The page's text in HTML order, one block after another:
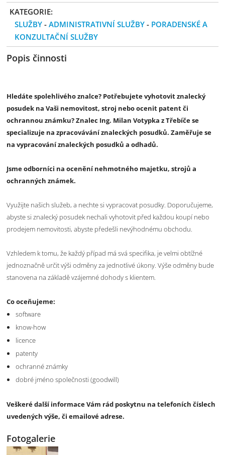
KATEGORIE:
SLUŽBY -ADMINISTRATIVNÍ SLUŽBY - PORADENSKÉ A
KONZULTAČNÍ SLUŽBY
Popis činnosti
Hledáte spolehlivého znalce? Potřebujete vyhotovit znalecký
posudek na Vaši nemovitost, stroj nebo ocenit patent či
ochrannou známku? Znalec Ing. Milan Votypka z Třebíče se
specializuje na zpracovávání znaleckých posudků. Zaměřuje se
na vypracování znaleckých posudků a odhadů.
Jsme odborníci na ocenění nehmotného majetku, strojů a
ochranných známek.
Využijte našich služeb, a nechte si vypracovat posudky. Doporučujeme,
abyste si znalecký posudek nechali vyhotovit před každou koupí nebo
prodejem nemovitosti, abyste předešli nevýhodnému obchodu.
Vzhledem k tomu, že každý případ má svá specifika, je velmi obtížné
jednoznačně určit výši odměny za jednotlivé úkony. Výše odměny bude
stanovena na základě vzájemné dohody s klientem.
Co oceňujeme:
software
know-how
licence
patenty
ochranné známky
dobré jméno společnosti (goodwill)
Veškeré další informace Vám rád poskytnu na telefoních číslech
uvedených výše, či emailové adrese.
Fotogalerie